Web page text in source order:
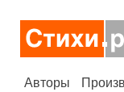
Авторы